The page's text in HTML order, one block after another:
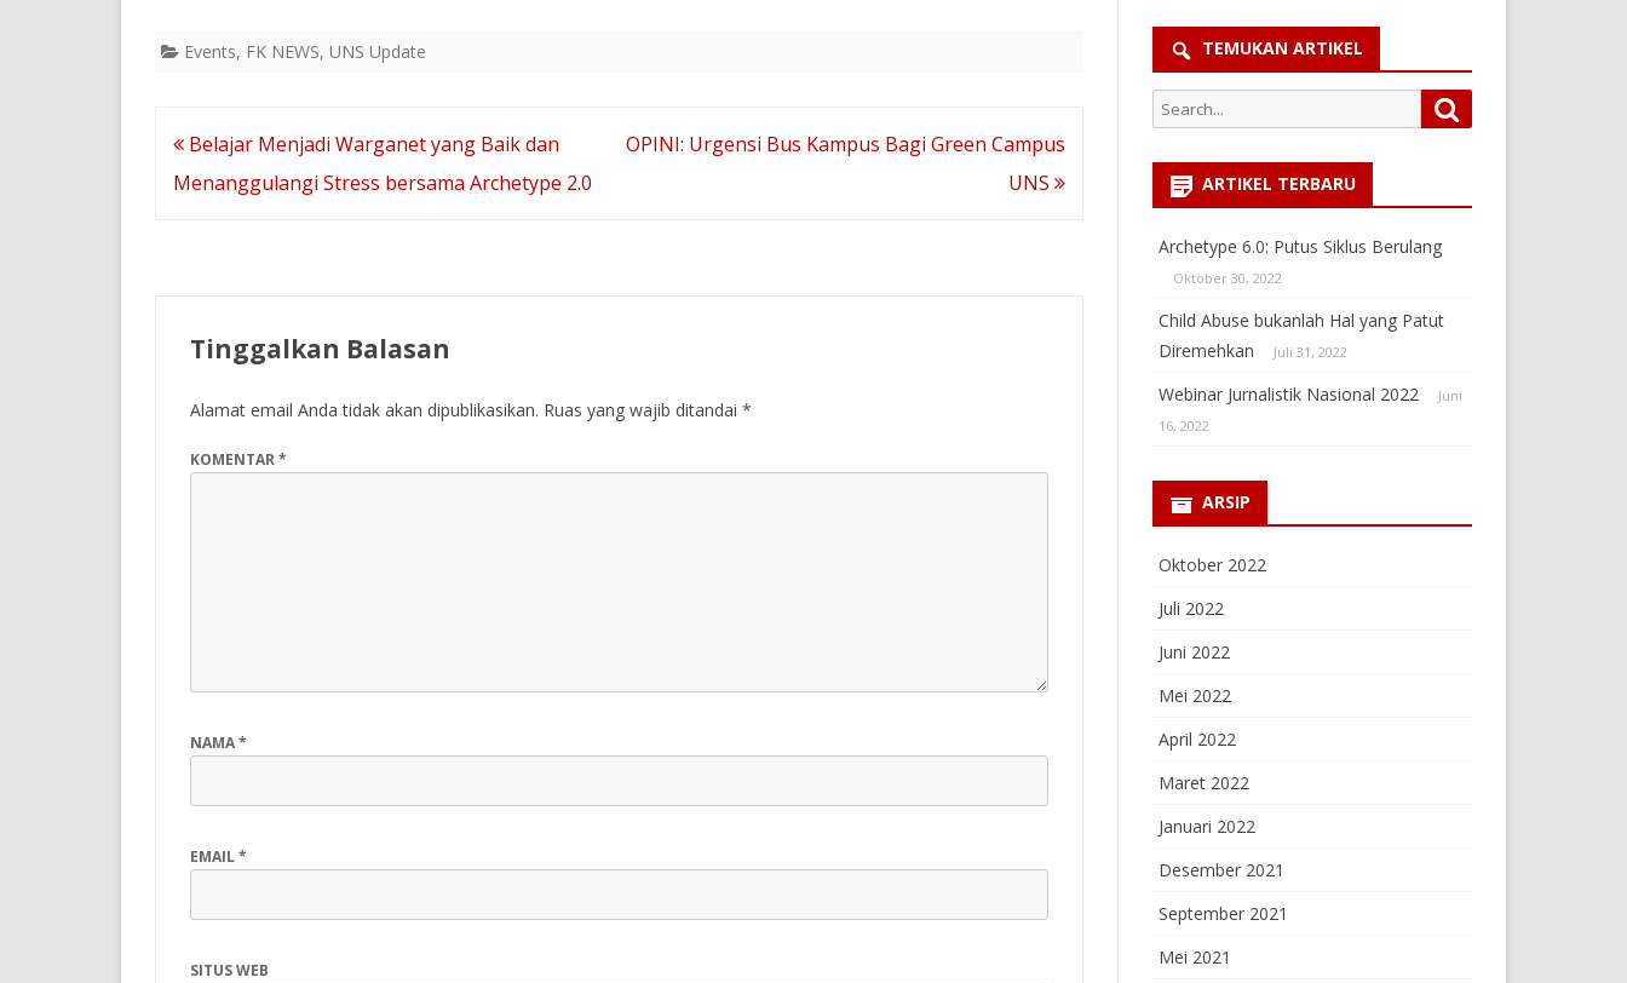
Events, FK NEWS, UNS Update
Navigasi
pos
Belajar Menjadi Warganet yang Baik dan
Menanggulangi Stress bersama Archetype 2.0
OPINI: Urgensi Bus Kampus Bagi Green Campus
UNS
Tinggalkan Balasan
Alamat email Anda tidak akan dipublikasikan. Ruas yang wajib ditandai *
KOMENTAR*
NAMA*
EMAIL*
SITUS WEB
TEMUKAN ARTIKEL
Search
for:
ARTIKEL TERBARU
Archetype 6.0: Putus Siklus Berulang
Oktober 30, 2022
Child Abuse bukanlah Hal yang Patut
Diremehkan
Juli 31, 2022
Webinar Jurnalistik Nasional 2022
Juni
16, 2022
ARSIP
Oktober 2022
Juli 2022
Juni 2022
Mei 2022
April 2022
Maret 2022
Januari 2022
Desember 2021
September 2021
Mei 2021